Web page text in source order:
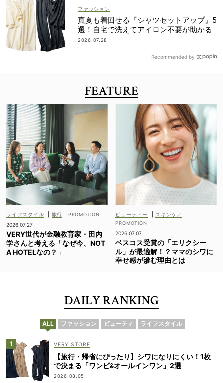
ファッション
真夏も着回せる『シャツセットアップ』5
選！自宅で洗えてアイロン不要が助かる
2026.07.28
Recommended by
FEATURE
ライフスタイル
旅行
2026.07.27
VERY世代が金融教育家・田内
学さんと考える「なぜ今、NOT
A HOTELなの？」
ビューティー スキンケア
2026.07.07
ベスコス受賞の「エリクシー
ル」が最適解！？ママのシワに
幸せ感が滲む理由とは
DAILY RANKING
ALL ファッション ビューティ ライフスタイル
VERY STORE
【旅行・帰省にぴったり】シワになりにくい！1枚
で決まる「ワンピ&オールインワン」2選
2026.08.05